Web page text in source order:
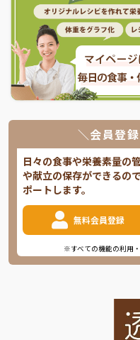
＼会員登
日々の食事や栄養素量の
や献立の保存ができるの
ポートします。
無料会員登録
※すべての機能の利用